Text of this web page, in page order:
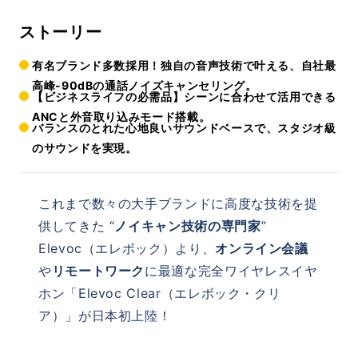
ストーリー
有名ブランド多数採用！独自の音声技術で叶える、自社最
高峰-90dBの通話ノイズキャンセリング。
【ビジネスライフの必需品】シーンに合わせて活用できる
ANCと外音取り込みモード搭載。
バランスのとれた心地良いサウンドベースで、スタジオ級
のサウンドを実現。
これまで数々の大手ブランドに高度な技術を提
供してきた “ノイキャン技術の専門家”
Elevoc（エレボック）より、 オンライン会議
や リモートワーク に最適な完全ワイヤレスイヤ
ホン「Elevoc Clear（エレボック・クリ
ア）」が日本初上陸！